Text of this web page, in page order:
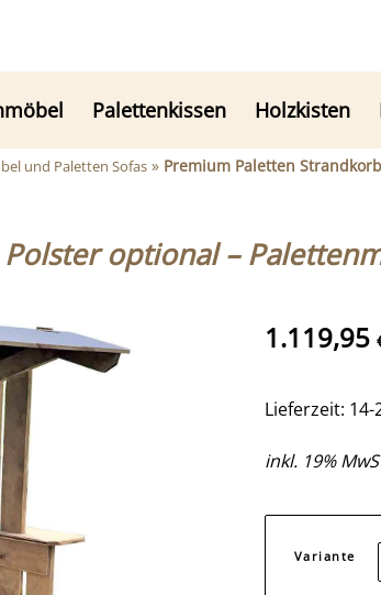
Palettenkissen Holzkisten
und Paletten Sofas » Premium Paletten
optional –
1.119,95
Lieferzeit:
inkl. 19%
Variante